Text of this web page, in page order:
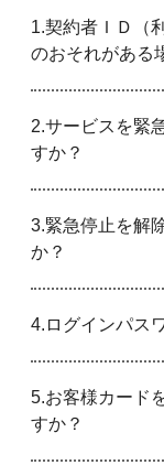
1.契約者ＩＤ（
のおそれがある
2.サービスを緊
すか？
3.緊急停止を解
か？
4.ログインパス
5.お客様カード
すか？